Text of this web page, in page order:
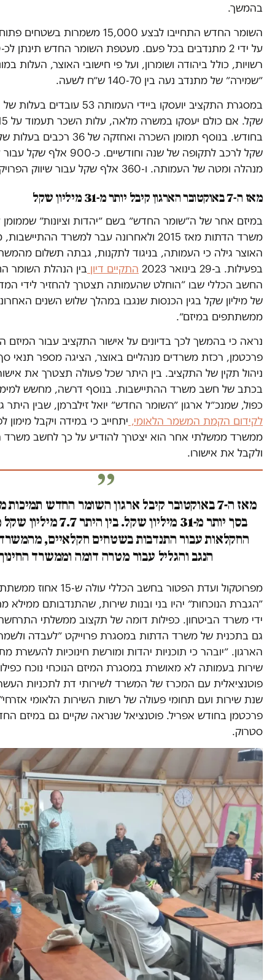
בהמשך.
השומר החדש התחייבו לבצע 15,000 משמרות
רשויות, כולל ביהודה ושומרון, ועל פי חישובי האוצר, העלות
״שמירה״ של מתנדב נעה בין 140-70 ש״ח לשעה.
שקל לרכב לתקופה של שנה וחודשיים. כ-900
מנהלה ומטה של העמותה. ו-360 אלף שקל עבור שיווק הפרויקט.
מאז ה-7 באוקטובר הארגון קיבל יותר מ-31 מיליון שקל
במיזם אחר של ה״שומר החדש״ בשם ״יהדות וציונות״ שממומן
משרד הדתות מאז 2015 ולאחרונה עבר למשרד
האוצר גילה כי העמותה, בניגוד לתקנות, גבתה תשלום
בפעילות. ב-29 בינואר 2023
התקיים דיון בין הנהלת השומר
החשב הכללי שבו “הוחלט שהעמותה תצטרך להחזיר לידי
של מיליון שקל בגין הכנסות שנגבו במהלך שלוש השנים
ממשתתפים במיזם״.
נראה כי בהמשך לכך בדיונים על אישור התקציב עבור המיזם
פרכטמן, רכזת משרדים מנהליים באוצר, הציגה מספר תנאי סף
ניהול תקין של התקציב. בין היתר שכל פעולה תצטרך את
בכתב של חשב משרד ההתיישבות. בנוסף דרשה, מחשש
כפול, שמנכ״ל ארגון ״השומר החדש״ יואל זילברמן, שבין היתר
לקידום הקמת המשמר הלאומי, יתחייב כי במידה ויקבל מימון
ממשרד ממשלתי אחר הוא יצטרך להודיע על כך לחשב משרד
ולקבל את אישורו.
מאז ה-7 באוקטובר קיבל ארגון השומר החדש
בסך יותר מ-31 מיליון שקל. בין
החקלאות עבור התנדבות בשטחים חקלאיים,
הנגב והגליל עבור מטרה דומה וממשרד
מפרוטקול ועדת הפטור בחשב הכללי
״הגברת הנוכחות״ יהיו בני ובנות שירות, שהתנדבותם ממילא
ידי משרד הביטחון. כפילות דומה של תקצוב ממשלתי
גם בתכנית של משרד הדתות במסגרת פרוייקט ״לעבדה
הארגון. ״יובהר כי תוכניות יהדות ומורשת חינוכיות להעשרת
שירות בעמותה לא מאושרת במסגרת המיזם הנוכחי נוכח
פוטנציאלית עם המכרז של המשרד לשירותי דת לתכניות
שנת שירות ועם תחומי פעולה של רשות השירות הלאומי
פרכטמן בחודש אפריל. פוטנציאל שנראה שקיים גם במיזם
סטרוק.